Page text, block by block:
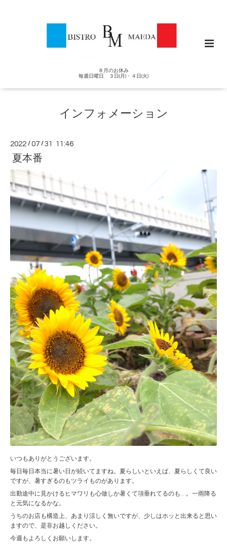
８月のお休み
毎週日曜日 ３日(月)・４日(火)
インフォメーション
2022 /07 /31 11:46
夏本番
いつもありがとうございます。
毎日毎日本当に暑い日が続いてますね。夏らしいといえば、夏らしくて良い
ですが、暑すぎるのもツライものがあります。
出勤途中に見かけるヒマワリも心做しか暑くて項垂れてるのも…。一雨降る
と元気になるかな。
うちのお店も構造上、あまり涼しく無いですが、少しはホッと出来ると思い
ますので、是非お越しください。
今週もよろしくお願いします。